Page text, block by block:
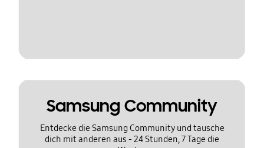
Samsung Community
Entdecke die Samsung Community und tausche
dich mit anderen aus - 24 Stunden, 7 Tage die